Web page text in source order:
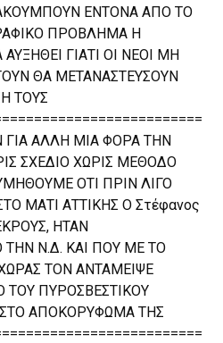
ΑΚΟΥΜΠΟΥΝ ΕΝΤΟΝΑ ΑΠΟ ΤΟ
ΠΡΟΒΛΗΜΑ Η
ΓΙΑΤΙ ΟΙ ΝΕΟΙ ΜΗ
ΘΑ ΜΕΤΑΝΑΣΤΕΥΣΟΥΝ
ΤΟΥΣ
ΓΙΑ ΑΛΛΗ ΜΙΑ ΦΟΡΑ ΤΗΝ
ΣΧΕΔΙΟ ΧΩΡΙΣ ΜΕΘΟΔΟ
ΟΤΙ ΠΡΙΝ ΛΙΓΟ
ΜΑΤΙ ΑΤΤΙΚΗΣ Ο Στέφανος
ΗΤΑΝ
Ν.Δ. ΚΑΙ ΠΟΥ ΜΕ ΤΟ
ΤΟΝ ΑΝΤΑΜΕΙΨΕ
ΤΟΥ ΠΥΡΟΣΒΕΣΤΙΚΟΥ
ΑΠΟΚΟΡΥΦΩΜΑ ΤΗΣ